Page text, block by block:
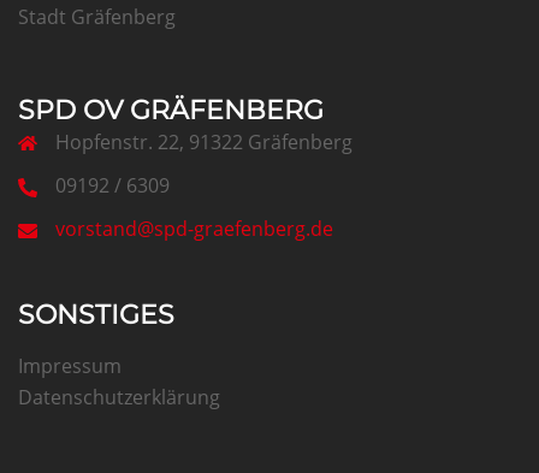
Stadt Gräfenberg
SPD OV GRÄFENBERG
Hopfenstr. 22, 91322 Gräfenberg
09192 / 6309
vorstand@spd-graefenberg.de
SONSTIGES
Impressum
Datenschutzerklärung